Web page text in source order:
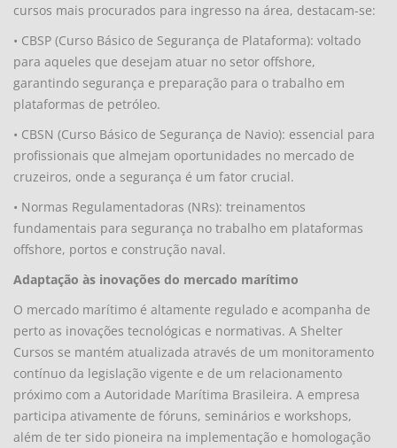
cursos mais procurados para ingresso na área, destacam-se:
• CBSP (Curso Básico de Segurança de Plataforma): voltado
para aqueles que desejam atuar no setor offshore,
garantindo segurança e preparação para o trabalho em
plataformas de petróleo.
• CBSN (Curso Básico de Segurança de Navio): essencial para
profissionais que almejam oportunidades no mercado de
cruzeiros, onde a segurança é um fator crucial.
• Normas Regulamentadoras (NRs): treinamentos
fundamentais para segurança no trabalho em plataformas
offshore, portos e construção naval.
Adaptação às inovações do mercado marítimo
O mercado marítimo é altamente regulado e acompanha de
perto as inovações tecnológicas e normativas. A Shelter
Cursos se mantém atualizada através de um monitoramento
contínuo da legislação vigente e de um relacionamento
próximo com a Autoridade Marítima Brasileira. A empresa
participa ativamente de fóruns, seminários e workshops,
além de ter sido pioneira na implementação e homologação